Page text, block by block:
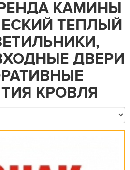
КАМИНЫ
ТЕПЛЫЙ
ДВЕРИ
КРОВЛЯ